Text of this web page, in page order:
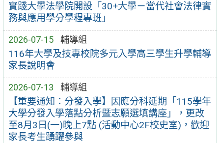
實踐大學法學院開設「30+大學－當代社會法律實
務與應用學分學程專班」
2026-07-15 輔導組
116年大學及技專校院多元入學高三學生升學輔導
家長說明會
2026-07-13 輔導組
【重要通知：分發入學】因應分科延期「115學年
大學分發入學落點分析暨志願選填講座」，更改
至8月3日(一)晚上7點 (活動中心2F校史室)，歡迎
家長考生踴躍參與